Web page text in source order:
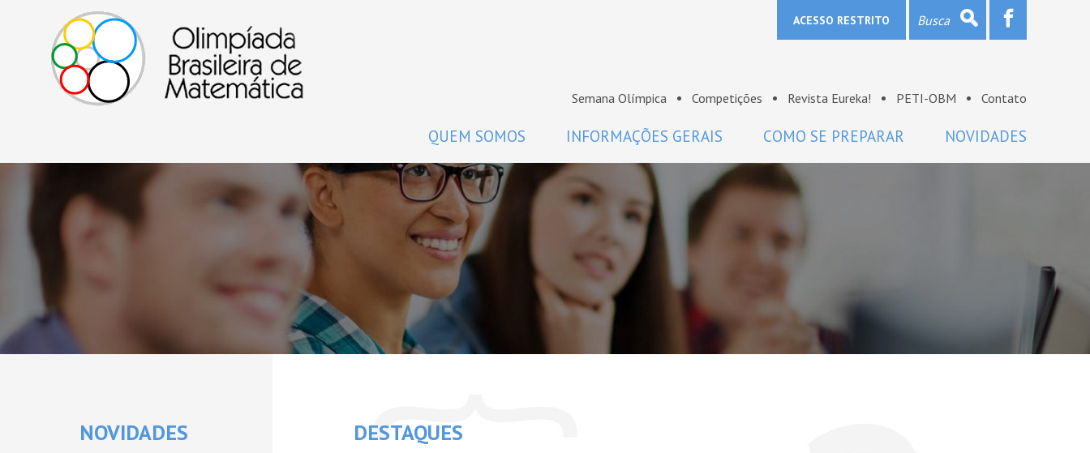
ACESSO RESTRITO
Semana Olímpica Competições Revista Eureka! PETI-OBM Contato
QUEM SOMOS
A OBM
Histórico
Premiados da OBM
Comissão Nacional de Olimpíadas
de Matemática da SBM
Coordenadores
Projeto Gráfico da OBM
INFORMAÇÕES GERAIS
Regulamento
Como participar
Perguntas frequentes
COMO SE PREPARAR NOVIDADES
NOVIDADES DESTAQUES